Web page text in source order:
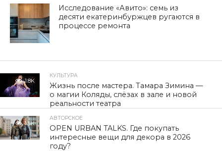
Исследование «Авито»: семь из
десяти екатеринбуржцев ругаются в
процессе ремонта
1.8K
КУЛЬТУРА
Жизнь после мастера. Тамара Зимина —
о магии Коляды, слёзах в зале и новой
реальности театра
1.5K
АВТОРСКОЕ
OPEN URBAN TALKS. Где покупать
интересные вещи для декора в 2026
году?